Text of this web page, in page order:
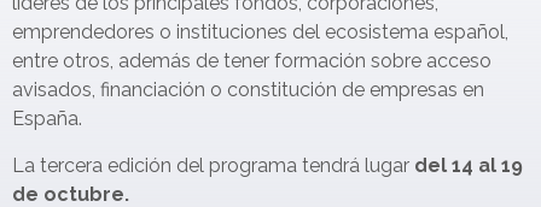
emprendedores o instituciones del ecosistema español,
entre otros, además de tener formación sobre acceso
avisados, financiación o constitución de empresas en
España.
La tercera edición del programa tendrá lugar del 14 al 19
de octubre.